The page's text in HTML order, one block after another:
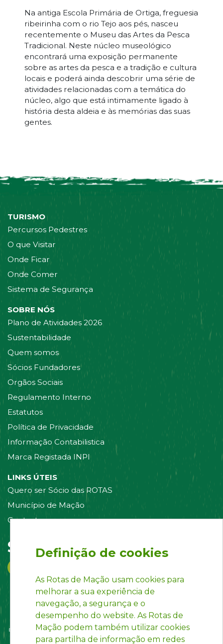
Na antiga Escola Primária de Ortiga, freguesia
ribeirinha com o rio Tejo aos pés, nasceu
recentemente o Museu das Artes da Pesca
Tradicional. Neste núcleo museológico
encontrará uma exposição permanente
sobre as artes da pesca e a tradição e cultura
locais e poderá ainda descobrir uma série de
atividades relacionadas com a temática do
núcleo, algo que está intimamente ligado à
história desta aldeia e às memórias das suas
gentes.
TURISMO
Percursos Pedestres
O que Visitar
Onde Ficar
Onde Comer
Sistema de Segurança
SOBRE NÓS
Plano de Atividades 2026
Sustentabilidade
Quem somos
Sócios Fundadores
Orgãos Sociais
Regulamento Interno
Estatutos
Política de Privacidade
Informação Contabilistica
Marca Registada INPI
LINKS ÚTEIS
Quero ser Sócio das ROTAS
Município de Mação
Contacte-nos
Siga-nos em:
Definição de cookies
As Rotas de Mação usam cookies para
melhorar a sua experiência de
navegação, a segurança e o
desempenho do website. As Rotas de
Mação podem também utilizar cookies
para partilha de informação em redes